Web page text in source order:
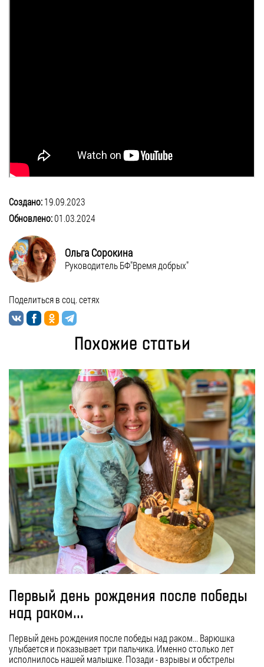
Создано:19.09.2023
Обновлено:01.03.2024
Ольга Сорокина
Руководитель БФ"Время добрых"
Поделиться в соц. сетях
Похожие статьи
Первый день рождения после победы
над раком...
Первый день рождения после победы над раком... Варюшка
улыбается и показывает три пальчика. Именно столько лет
исполнилось нашей малышке. Позади - взрывы и обстрелы